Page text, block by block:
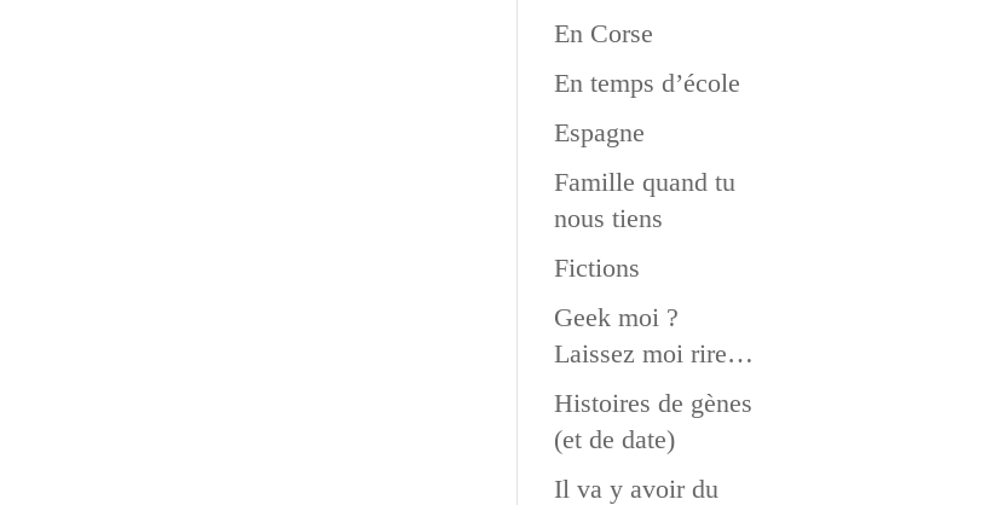
En Corse
En temps d’école
Espagne
Famille quand tu
nous tiens
Fictions
Geek moi ?
Laissez moi rire…
Histoires de gènes
(et de date)
Il va y avoir du